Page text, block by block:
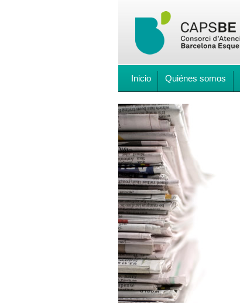
Inicio Quiénes somos